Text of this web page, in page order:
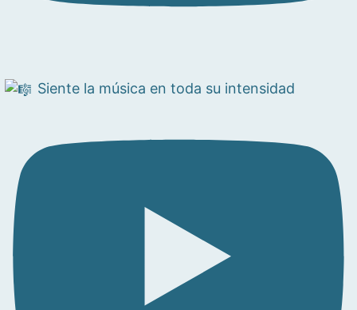
Siente la música en toda su intensidad